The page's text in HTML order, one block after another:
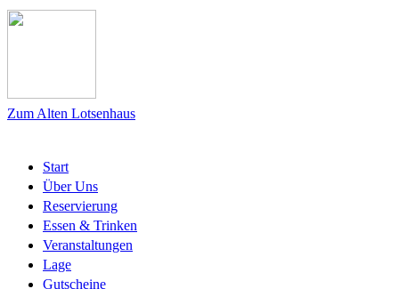
Zum Alten Lotsenhaus
Start
Über Uns
Reservierung
Essen & Trinken
Veranstaltungen
Lage
Gutscheine